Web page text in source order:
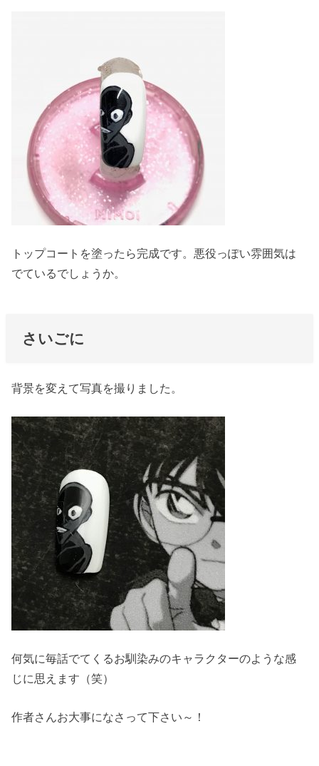
トップコートを塗ったら完成です。悪役っぽい雰囲気は
でているでしょうか。
さいごに
背景を変えて写真を撮りました。
何気に毎話でてくるお馴染みのキャラクターのような感
じに思えます（笑）
作者さんお大事になさって下さい～！